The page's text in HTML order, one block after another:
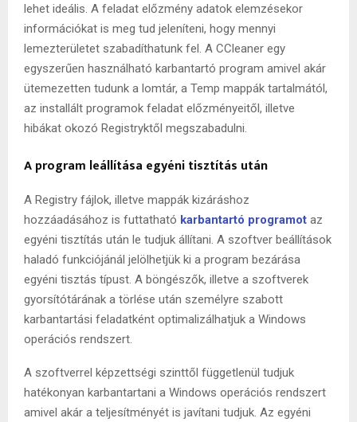
lehet ideális. A feladat előzmény adatok elemzésekor
információkat is meg tud jeleníteni, hogy mennyi
lemezterületet szabadíthatunk fel. A CCleaner egy
egyszerűen használható karbantartó program amivel akár
ütemezetten tudunk a lomtár, a Temp mappák tartalmától,
az installált programok feladat előzményeitől, illetve
hibákat okozó Registryktől megszabadulni.
A program leállítása egyéni tisztítás után
A Registry fájlok, illetve mappák kizáráshoz
hozzáadásához is futtatható karbantartó programot az
egyéni tisztítás után le tudjuk állítani. A szoftver beállítások
haladó funkciójánál jelölhetjük ki a program bezárása
egyéni tisztás típust. A böngészők, illetve a szoftverek
gyorsítótárának a törlése után személyre szabott
karbantartási feladatként optimalizálhatjuk a Windows
operációs rendszert.
A szoftverrel képzettségi szinttől függetlenül tudjuk
hatékonyan karbantartani a Windows operációs rendszert
amivel akár a teljesítményét is javítani tudjuk. Az egyéni